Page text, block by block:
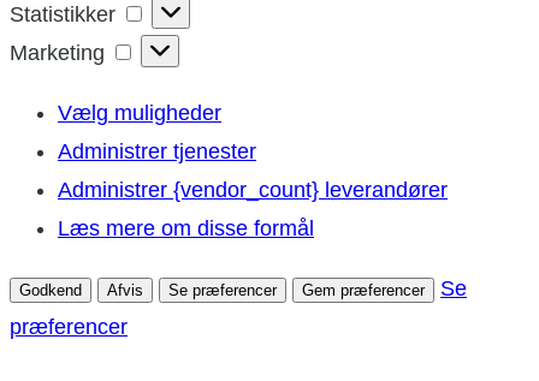
Statistikker
Statistikker
Marketing
Marketing
Vælg muligheder
Administrer tjenester
Administrer {vendor_count} leverandører
Læs mere om disse formål
Godkend Afvis Se præferencer Gem præferencer
Se
præferencer